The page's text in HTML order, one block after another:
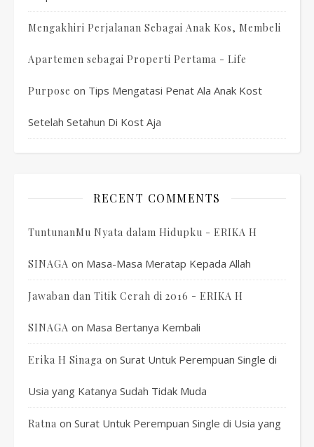
Mengakhiri Perjalanan Sebagai Anak Kos, Membeli
Apartemen sebagai Properti Pertama - Life
Purpose on Tips Mengatasi Penat Ala Anak Kost
Setelah Setahun Di Kost Aja
RECENT COMMENTS
TuntunanMu Nyata dalam Hidupku - ERIKA H
SINAGA on Masa-Masa Meratap Kepada Allah
Jawaban dan Titik Cerah di 2016 - ERIKA H
SINAGA on Masa Bertanya Kembali
Erika H Sinaga on Surat Untuk Perempuan Single di
Usia yang Katanya Sudah Tidak Muda
Ratna on Surat Untuk Perempuan Single di Usia yang